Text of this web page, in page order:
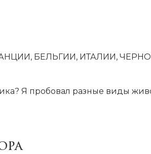
БЕЛЬГИИ, ИТАЛИИ,
Я пробовал разные виды